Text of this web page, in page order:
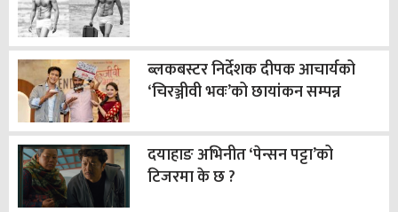
ब्लकबस्टर निर्देशक दीपक आचार्यको
‘चिरञ्जीवी भवः’को छायांकन सम्पन्न
दयाहाङ अभिनीत ‘पेन्सन पट्टा’को
टिजरमा के छ ?